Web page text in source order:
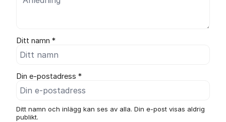
Ditt namn *
Din e-postadress *
Ditt namn och inlägg kan ses av alla. Din e-post visas aldrig
publikt.